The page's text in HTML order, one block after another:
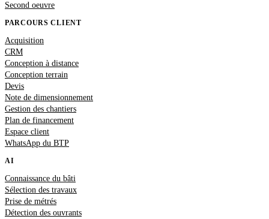
Second oeuvre
PARCOURS CLIENT
Acquisition
CRM
Conception à distance
Conception terrain
Devis
Note de dimensionnement
Gestion des chantiers
Plan de financement
Espace client
WhatsApp du BTP
AI
Connaissance du bâti
Sélection des travaux
Prise de métrés
Détection des ouvrants